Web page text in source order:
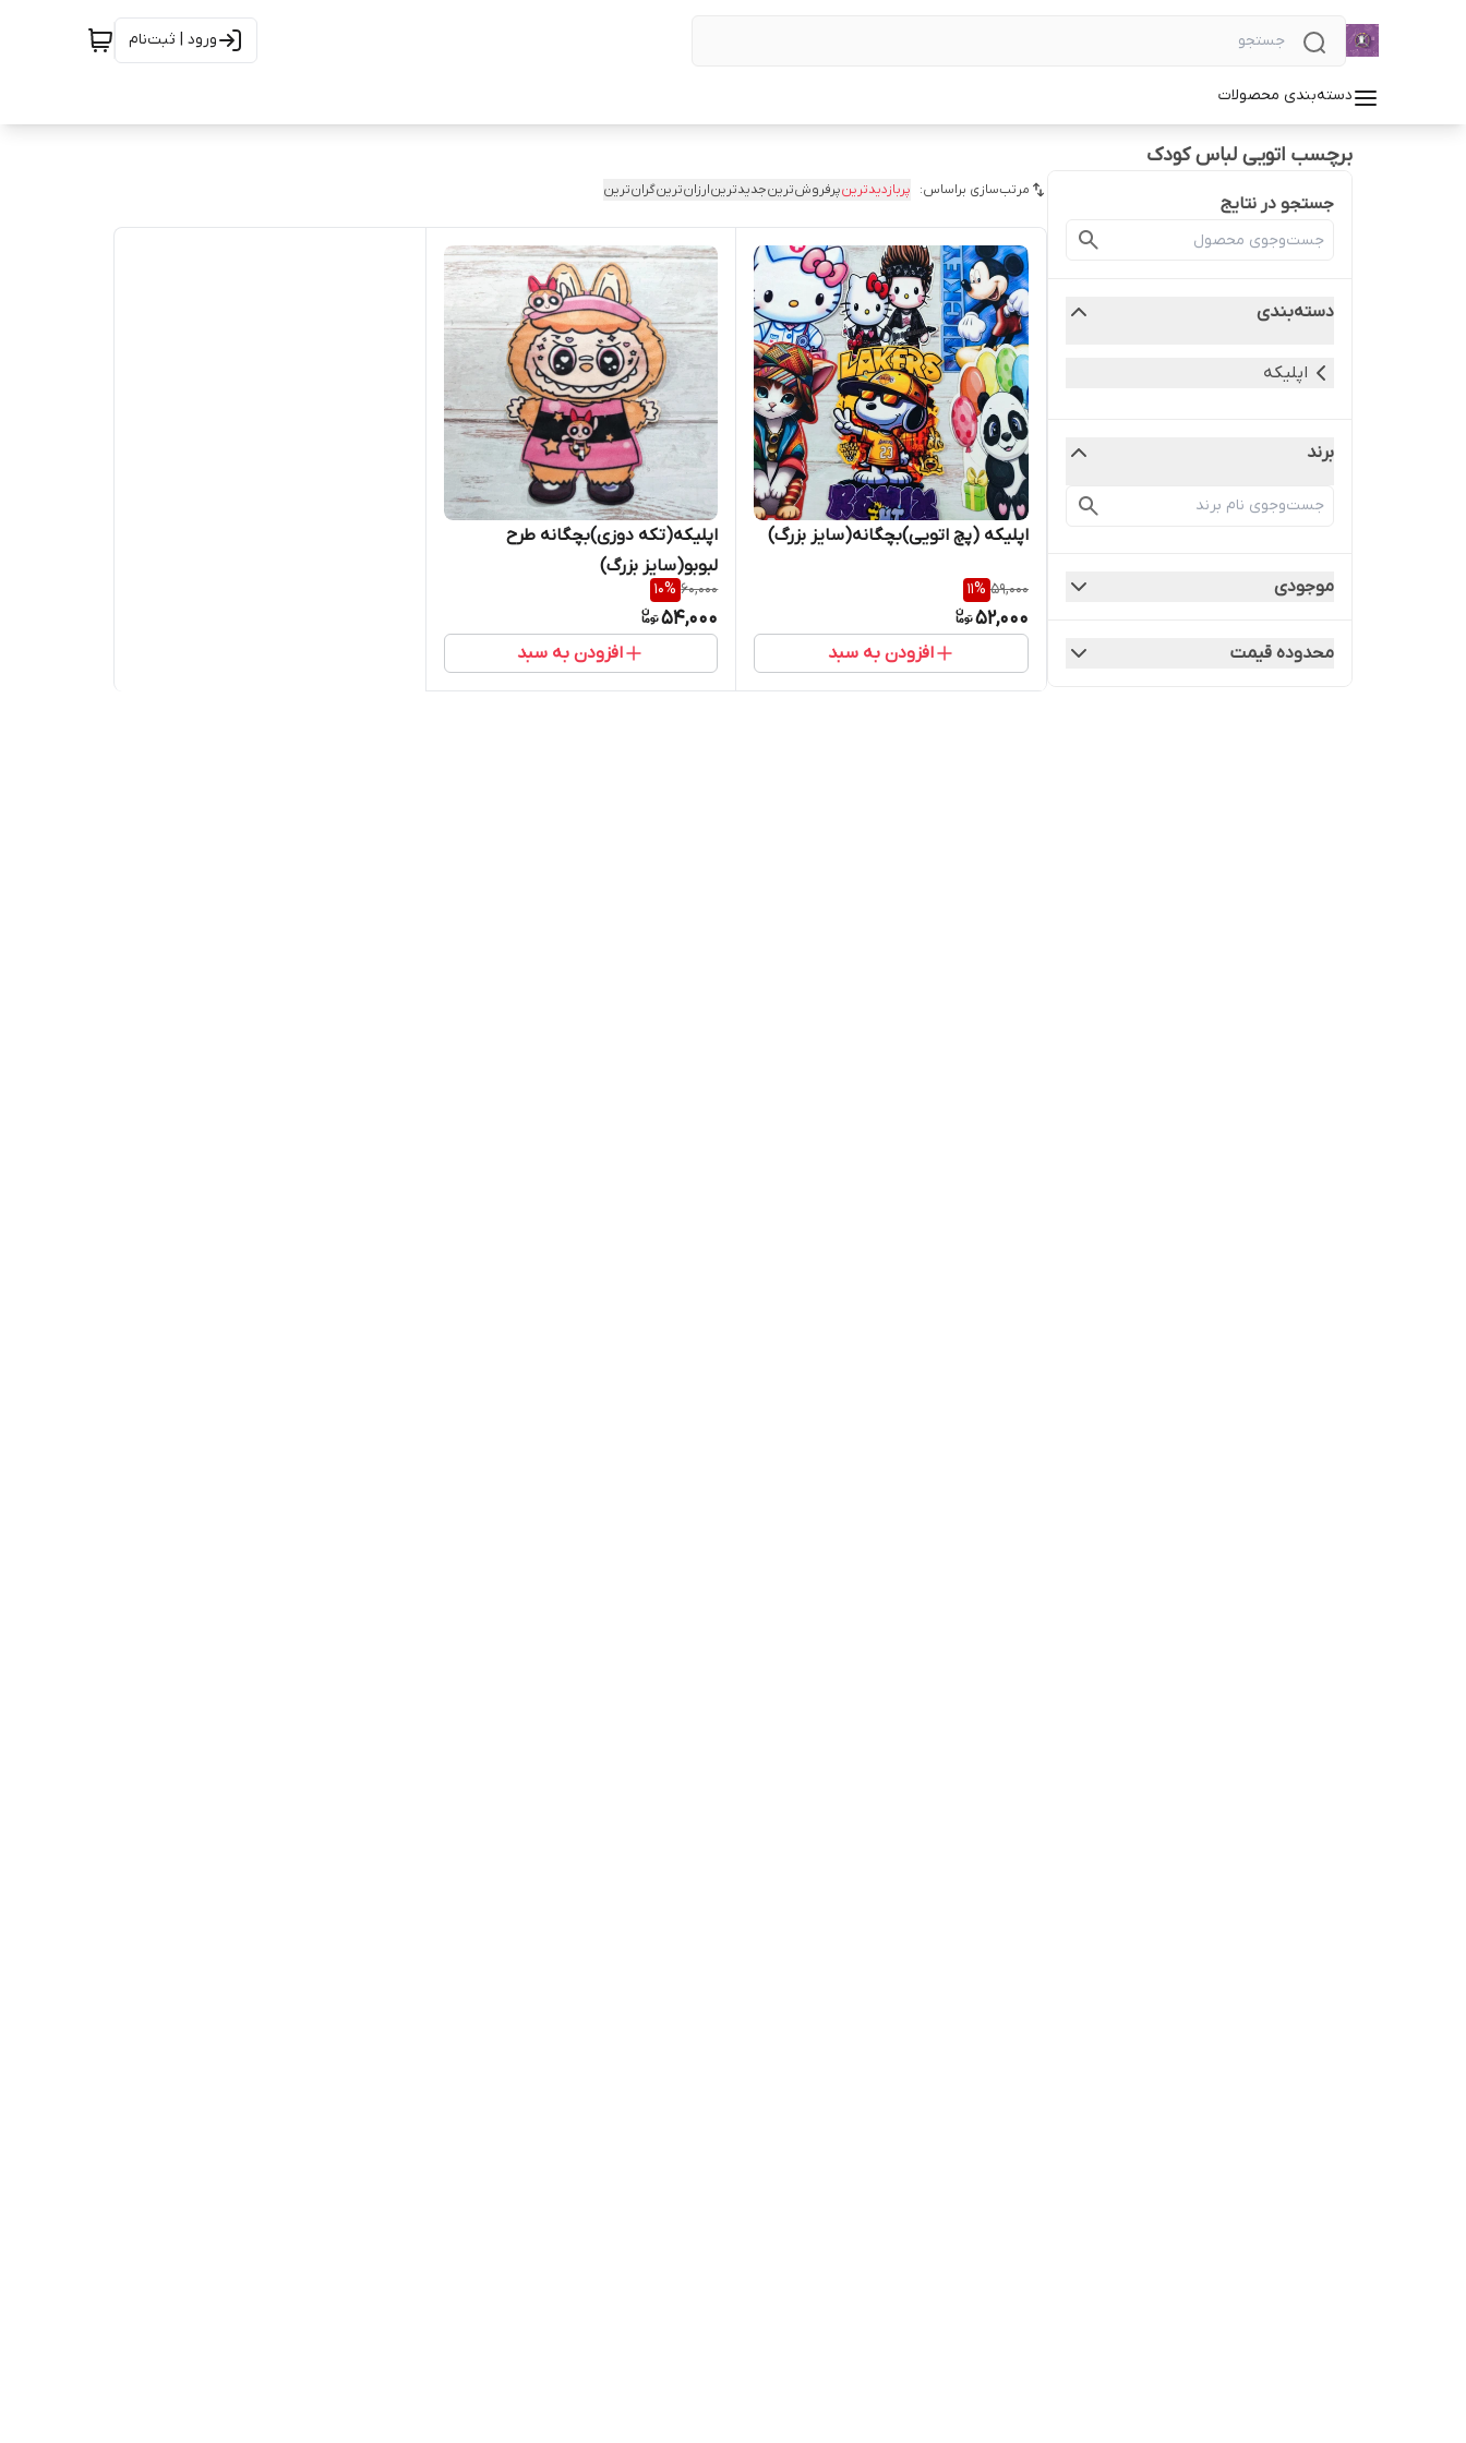
ورود | ثبت‌نام
دسته‌بندی محصولات
برچسب اتویی لباس کودک
جستجو در نتایج
دسته‌بندی
اپلیکه
برند
موجودی
محدوده قیمت
مرتب‌سازی براساس: پربازدیدترینپرفروش‌ترینجدیدترینارزان‌ترینگران‌ترین
اپلیکه (پچ اتویی)بچگانه(سایز بزرگ)
59,000
11%
52,000
افزودن به سبد
اپلیکه(تکه دوزی)بچگانه طرح
لبوبو(سایز بزرگ)
60,000
10%
54,000
افزودن به سبد